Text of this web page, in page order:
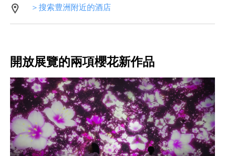
＞搜索豊洲附近的酒店
開放展覽的兩項櫻花新作品